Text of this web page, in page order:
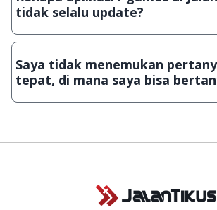
tidak selalu update?
Demi menjaga kualitas aplikasi dan games
download secara manual, sehingga kuota
aplikasi & games tidak dapat tercapai dalam
singkat.
Saya tidak menemukan
tepat, di mana saya bisa
Kami dengan senang hati menjawab setiap